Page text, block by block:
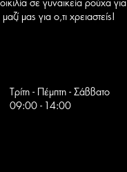
σε γυναικεία ρούχα για
μας για ο,τι χρειαστείς!
Tρίτη - Πέμπτη - Σάββατο
09:00 - 14:00